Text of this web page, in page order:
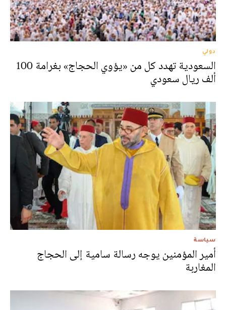
دولي
السعودية تهدد كل من «يؤوي الحجاج» بغرامة 100
ألف ريال سعودي
سياسة
أمير المؤمنين يوجه رسالة سامية إلى الحجاج
المغاربة